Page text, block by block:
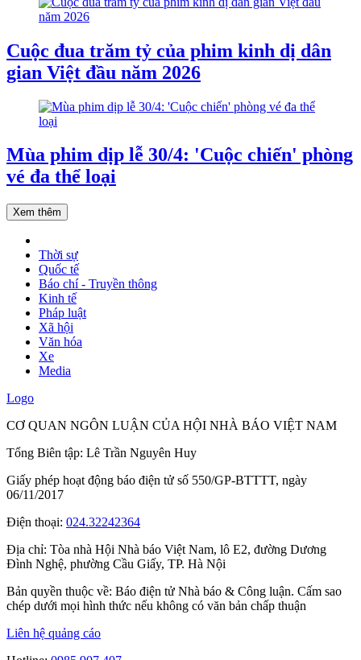
Cuộc đua trăm tỷ của phim kinh dị dân
gian Việt đầu năm 2026
Mùa phim dịp lễ 30/4: 'Cuộc chiến' phòng
vé đa thể loại
Xem thêm
Thời sự
Quốc tế
Báo chí - Truyền thông
Kinh tế
Pháp luật
Xã hội
Văn hóa
Xe
Media
Logo
CƠ QUAN NGÔN LUẬN CỦA HỘI NHÀ BÁO VIỆT NAM
Tổng Biên tập: Lê Trần Nguyên Huy
Giấy phép hoạt động báo điện tử số 550/GP-BTTTT, ngày
06/11/2017
Điện thoại: 024.32242364
Địa chỉ: Tòa nhà Hội Nhà báo Việt Nam, lô E2, đường Dương
Đình Nghệ, phường Cầu Giấy, TP. Hà Nội
Bản quyền thuộc về: Báo điện tử Nhà báo & Công luận. Cấm sao
chép dưới mọi hình thức nếu không có văn bản chấp thuận
Liên hệ quảng cáo